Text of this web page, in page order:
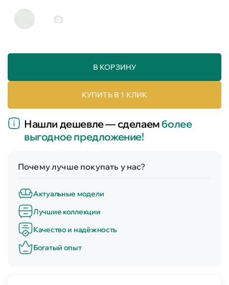
В КОРЗИНУ
КУПИТЬ В 1 КЛИК
Нашли дешевле — сделаемболее
выгодное предложение!
Почему лучше покупать у нас?
Актуальные модели
Лучшие коллекции
Качество и надёжность
Богатый опыт